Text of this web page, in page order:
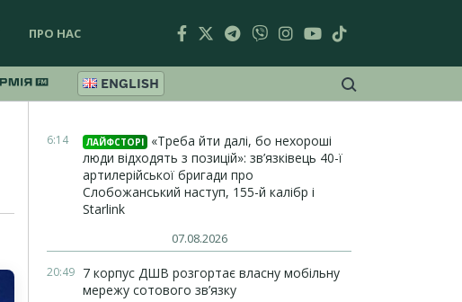
ПРО НАС
ENGLISH
6:14 ЛАЙФСТОРІ
«Треба йти далі, бо нехороші
люди відходять з позицій»: зв’язківець 40-ї
артилерійської бригади про
Слобожанський наступ, 155-й калібр і
Starlink
07.08.2026
20:49 7 корпус ДШВ розгортає власну мобільну
мережу сотового зв’язку